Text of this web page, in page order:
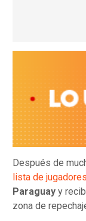
Después de
lista de
Paraguay y
zona de